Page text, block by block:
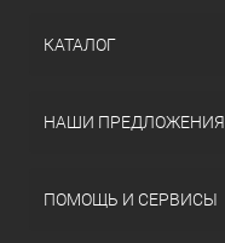
КАТАЛОГ
НАШИ ПРЕДЛОЖЕНИЯ
ПОМОЩЬ И СЕРВИСЫ